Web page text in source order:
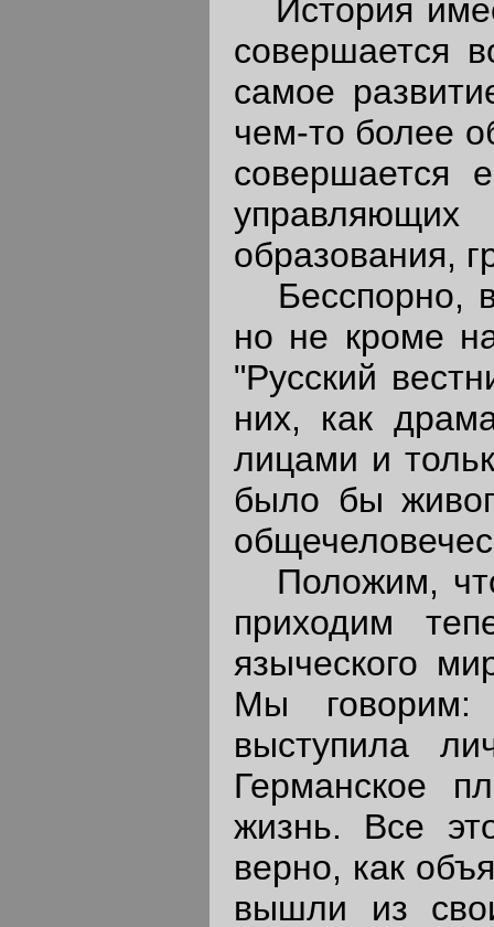
История
совершается
самое
чем-то более
совершается
образования,
Бесспорно, в
но не кроме
"Русский
них, как
лицами и
было бы
Положим,
приходим
языческого
Мы говорим:
выступила
Германское
жизнь. Все
верно, как
вышли из